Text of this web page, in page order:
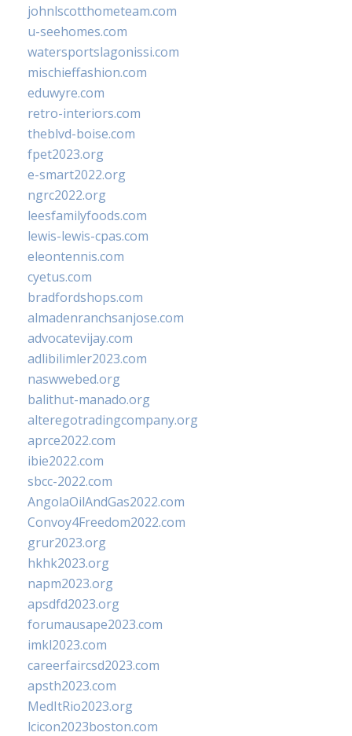
johnlscotthometeam.com
u-seehomes.com
watersportslagonissi.com
mischieffashion.com
eduwyre.com
retro-interiors.com
theblvd-boise.com
fpet2023.org
e-smart2022.org
ngrc2022.org
leesfamilyfoods.com
lewis-lewis-cpas.com
eleontennis.com
cyetus.com
bradfordshops.com
almadenranchsanjose.com
advocatevijay.com
adlibilimler2023.com
naswwebed.org
balithut-manado.org
alteregotradingcompany.org
aprce2022.com
ibie2022.com
sbcc-2022.com
AngolaOilAndGas2022.com
Convoy4Freedom2022.com
grur2023.org
hkhk2023.org
napm2023.org
apsdfd2023.org
forumausape2023.com
imkl2023.com
careerfaircsd2023.com
apsth2023.com
MedItRio2023.org
lcicon2023boston.com